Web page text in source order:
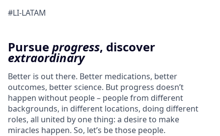
#LI-LATAM
Pursueprogress, discover
extraordinary
Better is out there. Better medications, better
outcomes, better science. But progress doesn’t
happen without people – people from different
backgrounds, in different locations, doing different
roles, all united by one thing: a desire to make
miracles happen. So, let’s be those people.